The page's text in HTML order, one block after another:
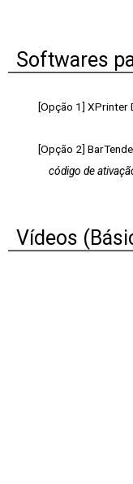
Softwares
[Opção 1] XPrinter
[Opção 2]
código de
Vídeos